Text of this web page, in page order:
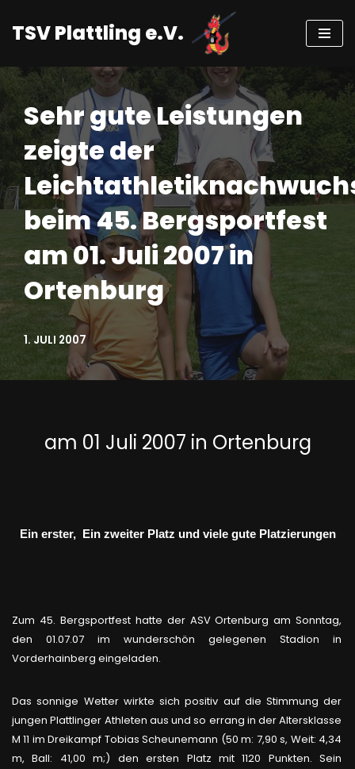
Zum
springen
TSV Plattling e.V.
Sehr gute Leistungen
zeigte der
beim 45. Bergsportfest
am 01. Juli 2007 in
Ortenburg
1. JULI 2007
am 01 Juli 2007 in Ortenburg
Ein erster, Ein zweiter Platz und viele gute Platzierungen
Zum 45. Bergsportfest hatte der ASV Ortenburg am Sonntag,
den 01.07.07 im wunderschön gelegenen Stadion in
Vorderhainberg eingeladen.
Das sonnige Wetter wirkte sich positiv auf die Stimmung der
jungen Plattlinger Athleten aus und so errang in der Altersklasse
M 11 im Dreikampf Tobias Scheunemann (50 m: 7,90 s, Weit: 4,34
m, Ball: 41,00 m;) den ersten Platz mit 1120 Punkten. Sein